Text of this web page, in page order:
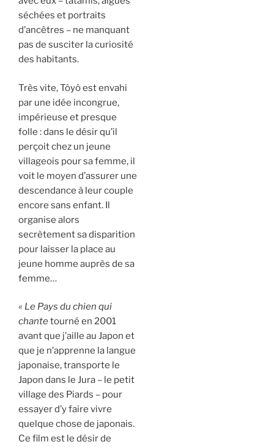
séchées et portraits
d’ancêtres – ne manquant
pas de susciter la curiosité
des habitants.
Très vite, Tôyô est envahi
par une idée incongrue,
impérieuse et presque
folle : dans le désir qu’il
perçoit chez un jeune
villageois pour sa femme, il
voit le moyen d’assurer une
descendance à leur couple
encore sans enfant. Il
organise alors
secrètement sa disparition
pour laisser la place au
jeune homme auprès de sa
femme…
« Le Pays du chien qui
chantetourné en 2001
avant que j’aille au Japon et
que je n’apprenne la langue
japonaise, transporte le
Japon dans le Jura – le petit
village des Piards – pour
essayer d’y faire vivre
quelque chose de japonais.
Ce film est le désir de